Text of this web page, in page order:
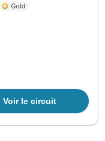
Voir le circuit